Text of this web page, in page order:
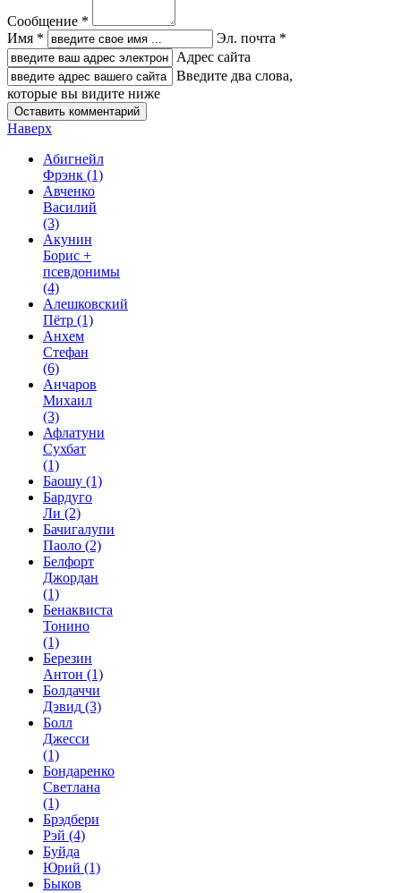
Сообщение *
Имя *
Эл. почта *
Адрес сайта
Введите два слова,
которые вы видите ниже
Наверх
Абигнейл
Фрэнк (1)
Авченко
Василий
(3)
Акунин
Борис +
псевдонимы
(4)
Алешковский
Пётр (1)
Анхем
Стефан
(6)
Анчаров
Михаил
(3)
Афлатуни
Сухбат
(1)
Баошу (1)
Бардуго
Ли (2)
Бачигалупи
Паоло (2)
Белфорт
Джордан
(1)
Бенаквиста
Тонино
(1)
Березин
Антон (1)
Болдаччи
Дэвид (3)
Болл
Джесси
(1)
Бондаренко
Светлана
(1)
Брэдбери
Рэй (4)
Буйда
Юрий (1)
Быков